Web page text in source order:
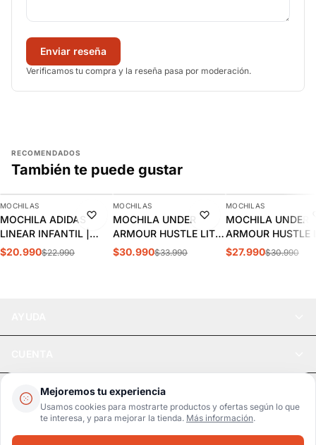
Mejoremos tu experiencia
Usamos cookies para mostrarte productos y ofertas según lo que
te interesa, y para mejorar la tienda. Más información.
Enviar reseña
Verificamos tu compra y la reseña pasa por moderación.
RECOMENDADOS
También te puede gustar
-9%
AGREGAR
MOCHILAS
MOCHILA ADIDAS
LINEAR INFANTIL |
KC3138
$20.990$22.990
-9%
AGREGAR
MOCHILAS
MOCHILA UNDER
ARMOUR HUSTLE LITE
| 6000399-603
$30.990$33.990
-10%
MOCHILAS
MOCHILA UNDER
ARMOUR HUSTLE
1364180-012
$27.990$30.990
LEGAL
Pago seguro SSL / Datos protegidos